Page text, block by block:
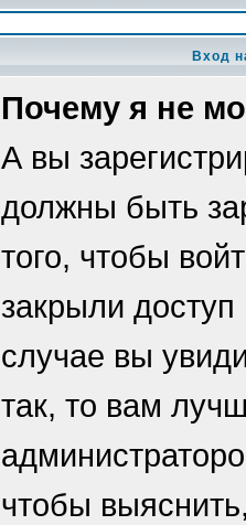
Вход
Почему я не
А вы
должны быть
того, чтобы
закрыли
случае вы
так, то вам
чтобы